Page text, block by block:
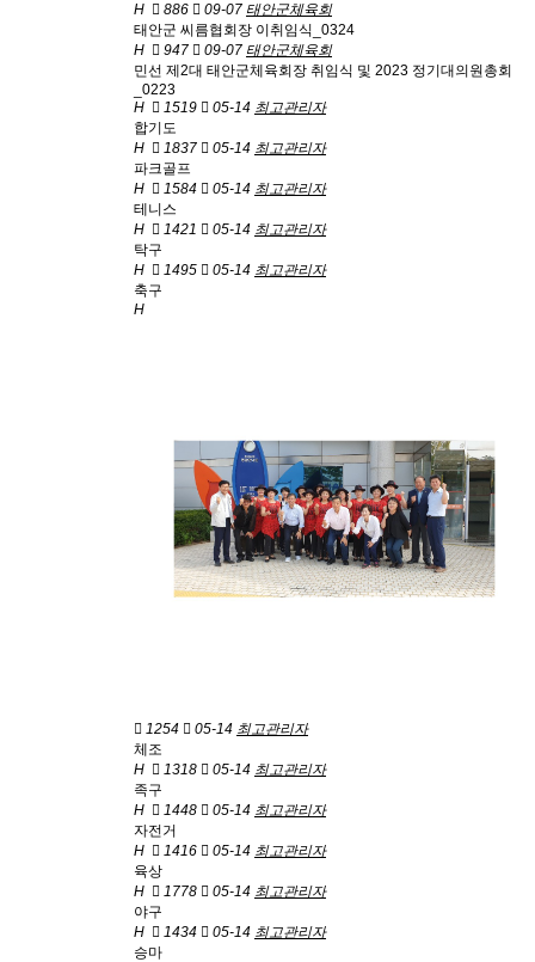
H
886 09-07 태안군체육회
태안군 씨름협회장 이취임식_0324
H
947 09-07 태안군체육회
민선 제2대 태안군체육회장 취임식 및 2023 정기대의원총회
_0223
H
1519 05-14 최고관리자
합기도
H
1837 05-14 최고관리자
파크골프
H
1584 05-14 최고관리자
테니스
H
1421 05-14 최고관리자
탁구
H
1495 05-14 최고관리자
축구
H
1254 05-14 최고관리자
체조
H
1318 05-14 최고관리자
족구
H
1448 05-14 최고관리자
자전거
H
1416 05-14 최고관리자
육상
H
1778 05-14 최고관리자
야구
H
1434 05-14 최고관리자
승마